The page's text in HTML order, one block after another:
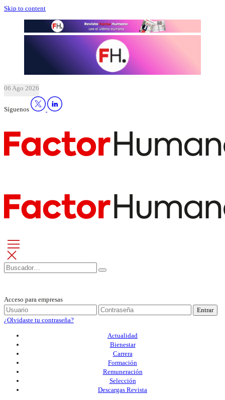
Skip to content
06 Ago 2026
Síguenos
Acceso para empresas
Entrar
¿Olvidaste tu contraseña?
Actualidad
Bienestar
Carrera
Formación
Remuneración
Selección
Descargas Revista